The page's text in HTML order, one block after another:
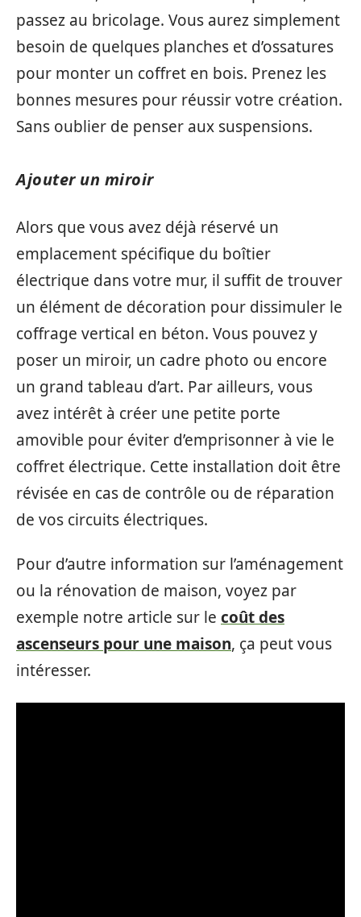
passez au bricolage. Vous aurez simplement
besoin de quelques planches et d’ossatures
pour monter un coffret en bois. Prenez les
bonnes mesures pour réussir votre création.
Sans oublier de penser aux suspensions.
Ajouter un miroir
Alors que vous avez déjà réservé un
emplacement spécifique du boîtier
électrique dans votre mur, il suffit de trouver
un élément de décoration pour dissimuler le
coffrage vertical en béton. Vous pouvez y
poser un miroir, un cadre photo ou encore
un grand tableau d’art. Par ailleurs, vous
avez intérêt à créer une petite porte
amovible pour éviter d’emprisonner à vie le
coffret électrique. Cette installation doit être
révisée en cas de contrôle ou de réparation
de vos circuits électriques.
Pour d’autre information sur l’aménagement
ou la rénovation de maison, voyez par
exemple notre article sur le coût des
ascenseurs pour une maison, ça peut vous
intéresser.